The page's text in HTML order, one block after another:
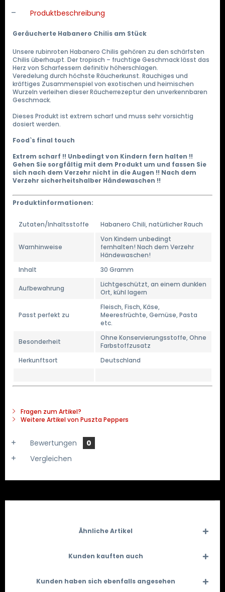
Produktbeschreibung
Geräucherte Habanero Chilis am Stück
Unsere rubinroten Habanero Chilis gehören zu den schärfsten
Chilis überhaupt. Der tropisch – fruchtige Geschmack lässt das
Herz von Scharfessern definitiv höherschlagen.
Veredelung durch höchste Räucherkunst. Rauchiges und
kräftiges Zusammenspiel von exotischen und heimischen
Wurzeln verleihen dieser Räucherrezeptur den unverkennbaren
Geschmack.
Dieses Produkt ist extrem scharf und muss sehr vorsichtig
dosiert werden.
Food`s final touch
Extrem scharf !! Unbedingt von Kindern fern halten !!
Gehen Sie sorgfältig mit dem Produkt um und fassen Sie
sich nach dem Verzehr nicht in die Augen !! Nach dem
Verzehr sicherheitshalber Händewaschen !!
Produktinformationen:
Zutaten/Inhaltsstoffe Habanero Chili, natürlicher Rauch
Warnhinweise
Von Kindern unbedingt
fernhalten! Nach dem Verzehr
Händewaschen!
Inhalt
30 Gramm
Aufbewahrung
Lichtgeschützt, an einem dunklen
Ort, kühl lagern
Passt perfekt zu
Fleisch, Fisch, Käse,
Meeresfrüchte, Gemüse, Pasta
etc.
Besonderheit
Ohne Konservierungsstoffe, Ohne
Farbstoffzusatz
Herkunftsort
Deutschland
Fragen zum Artikel?
Weitere Artikel von Puszta Peppers
Bewertungen
0
Vergleichen
Ähnliche Artikel
Kunden kauften auch
Kunden haben sich ebenfalls angesehen